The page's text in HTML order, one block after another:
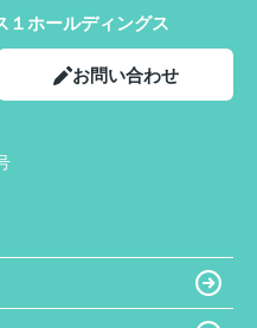
１ホールディングス
お問い合わせ